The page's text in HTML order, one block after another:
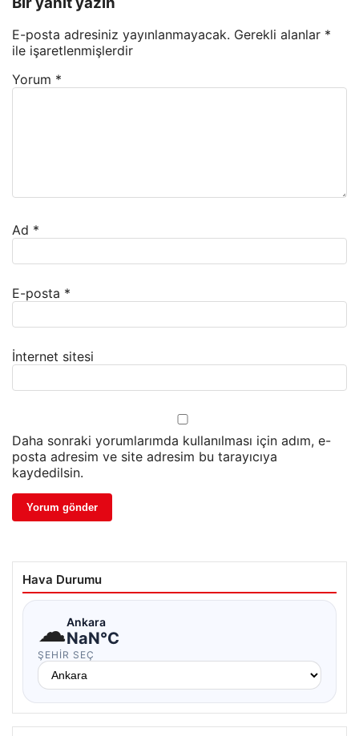
E-posta adresiniz yayınlanmayacak. Gerekli alanlar *
ile işaretlenmişlerdir
Yorum *
Ad *
E-posta *
İnternet sitesi
Daha sonraki yorumlarımda kullanılması için adım, e-
posta adresim ve site adresim bu tarayıcıya
kaydedilsin.
Hava Durumu
☁Ankara
NaN°C
ŞEHIR SEÇ